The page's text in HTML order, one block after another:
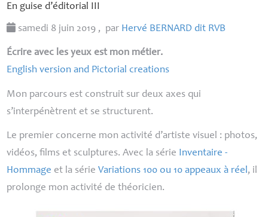
En guise d’éditorial III
samedi 8 juin 2019 , par Hervé BERNARD dit RVB
Écrire avec les yeux est mon métier.
English version and Pictorial creations
Mon parcours est construit sur deux axes qui
s’interpénètrent et se structurent.
Le premier concerne mon activité d’artiste visuel : photos,
vidéos, films et sculptures. Avec la série Inventaire -
Hommage et la sérieVariations 100 ou 10 appeaux à réel, il
prolonge mon activité de théoricien.